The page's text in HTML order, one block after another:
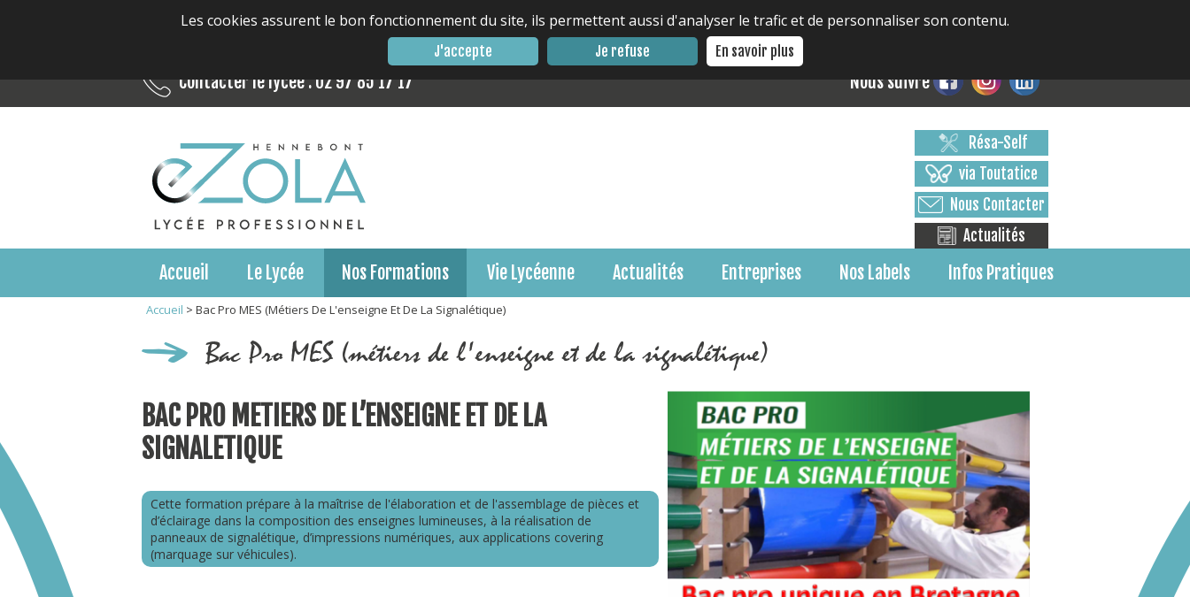
Les cookies assurent le bon fonctionnement du site, ils permettent aussi d'analyser le trafic et de personnaliser son contenu.
J'accepte Je refuse En savoir plus
Contacter le lycée : 02 97 85 17 17 Nous suivre
Résa-Self
via Toutatice
Nous Contacter
Actualités
Accueil Le Lycée Nos Formations Vie Lycéenne Actualités Entreprises Nos Labels Infos Pratiques
Accueil > Bac Pro MES (métiers De L'enseigne Et De La Signalétique)
Bac Pro MES (métiers de l'enseigne et de la signalétique)
BAC PRO METIERS DE L’ENSEIGNE ET DE LA
SIGNALETIQUE
Cette formation prépare à la maîtrise de l'élaboration et de l'assemblage de pièces et
d’éclairage dans la composition des enseignes lumineuses, à la réalisation de
panneaux de signalétique, d’impressions numériques, aux applications covering
(marquage sur véhicules).